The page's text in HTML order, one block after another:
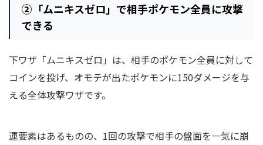
② 「ムニキスゼロ」で相手ポケモン全員に攻撃
できる
下ワザ「ムニキスゼロ」は、相手のポケモン全員に対して
コインを投げ、オモテが出たポケモンに150ダメージを与
える全体攻撃ワザです。
運要素はあるものの、1回の攻撃で相手の盤面を一気に崩